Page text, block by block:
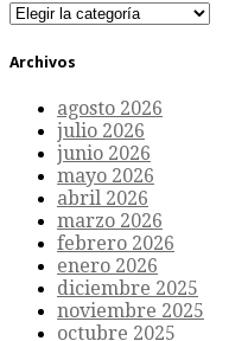
Categorías
Archivos
agosto 2026
julio 2026
junio 2026
mayo 2026
abril 2026
marzo 2026
febrero 2026
enero 2026
diciembre 2025
noviembre 2025
octubre 2025